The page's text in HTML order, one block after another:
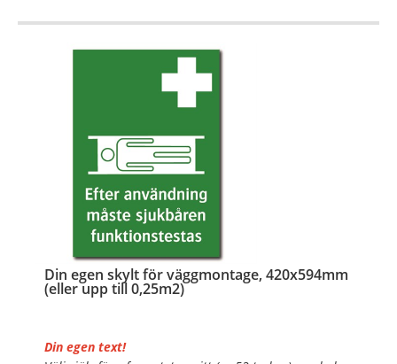
Din egen skylt för väggmontage, 420x594mm
(eller upp till 0,25m2)
Din egen text!